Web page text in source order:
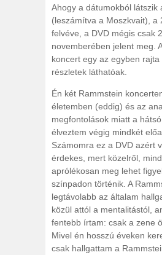
Ahogy a dátumokból látszik
(leszámítva a Moszkvait), a
felvéve, a DVD mégis csak
novemberében jelent meg.
koncert egy az egyben
részletek láthatóak.
Én két Rammstein
életemben (eddig) és az
megfontolások miatt a
élveztem végig mindkét
Számomra ez a DVD azért
érdekes, mert közelről,
aprólékosan meg lehet
színpadon történik. A
legtávolabb az általam
közül attól a mentalitástól,
fentebb írtam: csak a zene
Mivel én hosszú éveken
csak hallgattam a